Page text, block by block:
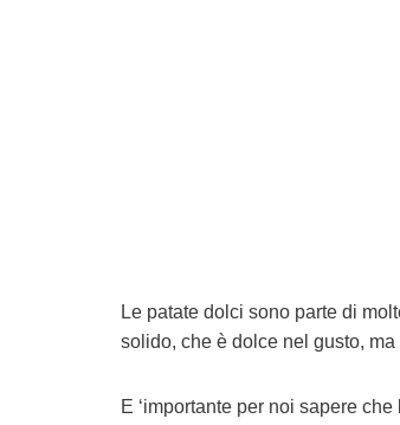
Le patate dolci sono parte di
solido, che è dolce nel gusto,
E ‘importante per noi sapere